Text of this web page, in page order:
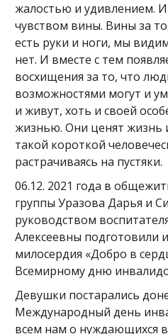
жалостью и удивлением.
чувством вины. Вины за
есть руки и ноги, мы
нет. И вместе с тем
восхищения за то, что
возможностями могут и
и живут, хоть и своей
жизнью. Они ценят жизнь
такой короткой
растрачиваясь на пустяки.
06.12. 2021 года в
группы Уразова Дарья и
руководством
Алексеевны подготовили
милосердия «Добро в
Всемирному дню
Девушки постарались
Международный день
всем нам о нуждающихся